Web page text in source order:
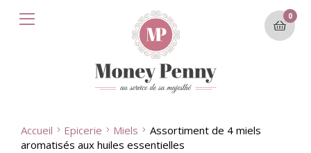
0
Accueil Epicerie Miels
Assortiment de 4 miels
aromatisés aux huiles essentielles